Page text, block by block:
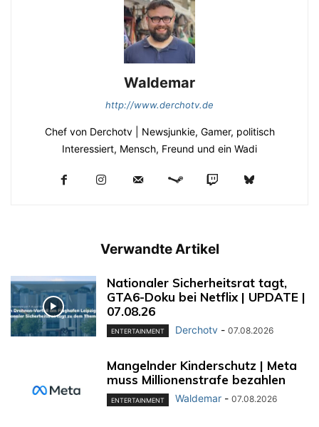
Waldemar
http://www.derchotv.de
Chef von Derchotv | Newsjunkie, Gamer, politisch
Interessiert, Mensch, Freund und ein Wadi
Verwandte Artikel
Nationaler Sicherheitsrat tagt,
GTA6-Doku bei Netflix | UPDATE |
07.08.26
ENTERTAINMENT Derchotv - 07.08.2026
Mangelnder Kinderschutz | Meta
muss Millionenstrafe bezahlen
ENTERTAINMENT Waldemar - 07.08.2026